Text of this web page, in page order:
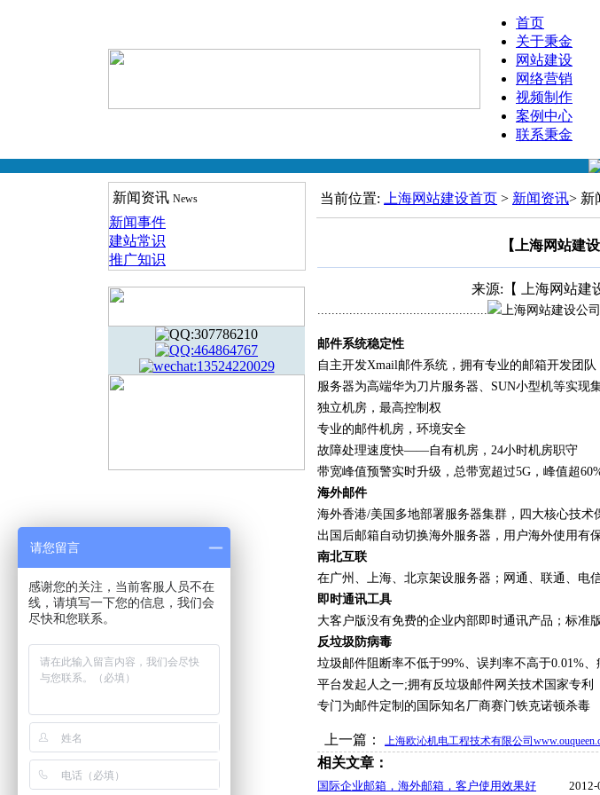
首页
关于秉金
网站建设
网络营销
视频制作
案例中心
联系秉金
新闻资讯 News
新闻事件
建站常识
推广知识
当前位置: 上海网站建设首页 > 新闻资讯> 新
【上海网站建
来源:【 上海网站建
................................................
邮件系统稳定性
自主开发Xmail邮件系统，拥有专业的邮箱开发团队
服务器为高端华为刀片服务器、SUN小型机等实现
独立机房，最高控制权
专业的邮件机房，环境安全
故障处理速度快——自有机房，24小时机房职守
带宽峰值预警实时升级，总带宽超过5G，峰值超
海外邮件
海外香港/美国多地部署服务器集群，四大核心技术
出国后邮箱自动切换海外服务器，用户海外使用有
南北互联
在广州、上海、北京架设服务器；网通、联通、电
即时通讯工具
大客户版没有免费的企业内部即时通讯产品；标准
反垃圾防病毒
垃圾邮件阻断率不低于99%、误判率不高于0.01%
平台发起人之一;拥有反垃圾邮件网关技术国家专利
专门为邮件定制的国际知名厂商赛门铁克诺顿杀毒
上一篇： 上海欧沁机电工程技术有限公司
相关文章：
国际企业邮箱，海外邮箱，客户使用效果好 2012-
请您留言
感谢您的关注，当前客服人员不在
线，请填写一下您的信息，我们会
尽快和您联系。